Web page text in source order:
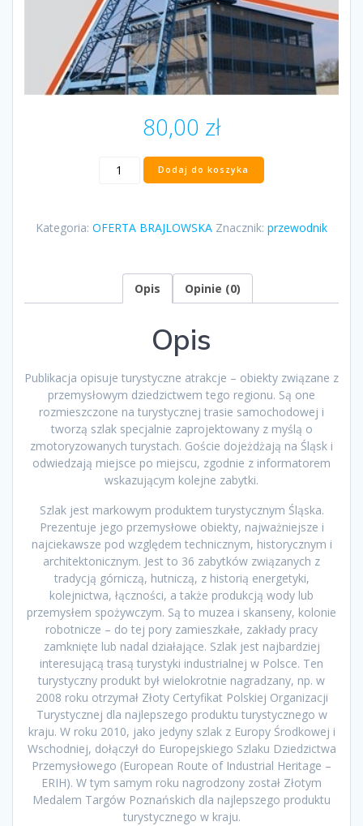
80,00 zł
ilość
„Szlak
województwa
dotykiem”
pod
Kalbarczyka
Dodaj do koszyka
Kategoria: OFERTA BRAJLOWSKA Znacznik: przewodnik
Opis Opinie (0)
Opis
Publikacja opisuje turystyczne atrakcje – obiekty związane z
przemysłowym dziedzictwem tego regionu. Są one
rozmieszczone na turystycznej trasie samochodowej i
tworzą szlak specjalnie zaprojektowany z myślą o
zmotoryzowanych turystach. Goście dojeżdżają na Śląsk i
odwiedzają miejsce po miejscu, zgodnie z informatorem
wskazującym kolejne zabytki.
Szlak jest markowym produktem turystycznym Śląska.
Prezentuje jego przemysłowe obiekty, najważniejsze i
najciekawsze pod względem technicznym, historycznym i
architektonicznym. Jest to 36 zabytków związanych z
tradycją górniczą, hutniczą, z historią energetyki,
kolejnictwa, łączności, a także produkcją wody lub
przemysłem spożywczym. Są to muzea i skanseny, kolonie
robotnicze – do tej pory zamieszkałe, zakłady pracy
zamknięte lub nadal działające. Szlak jest najbardziej
interesującą trasą turystyki industrialnej w Polsce. Ten
turystyczny produkt był wielokrotnie nagradzany, np. w
2008 roku otrzymał Złoty Certyfikat Polskiej Organizacji
Turystycznej dla najlepszego produktu turystycznego w
kraju. W roku 2010, jako jedyny szlak z Europy Środkowej i
Wschodniej, dołączył do Europejskiego Szlaku Dziedzictwa
Przemysłowego (European Route of Industrial Heritage –
ERIH). W tym samym roku nagrodzony został Złotym
Medalem Targów Poznańskich dla najlepszego produktu
turystycznego w kraju.